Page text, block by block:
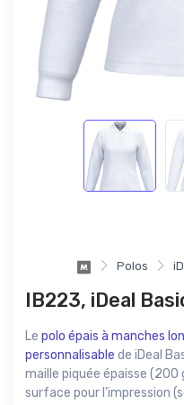
Polos
IB223, iDeal
Le polo épais à manches
personnalisable de iDeal
maille piquée épaisse
surface pour l’impression